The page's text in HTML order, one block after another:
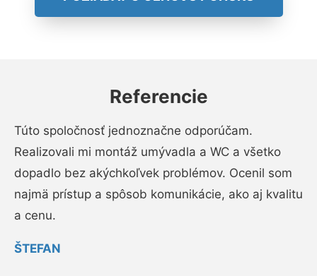
Referencie
Túto spoločnosť jednoznačne odporúčam.
Realizovali mi montáž umývadla a WC a všetko
dopadlo bez akýchkoľvek problémov. Ocenil som
najmä prístup a spôsob komunikácie, ako aj kvalitu
a cenu.
ŠTEFAN